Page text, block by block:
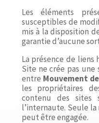
Les éléments
susceptibles de
mis à la disposition
garantie d’aucune
La présence de
Site ne crée pas
entre Mouvement
les propriétaires
contenu des sites
l’internaute. Seule
peut être engagée.